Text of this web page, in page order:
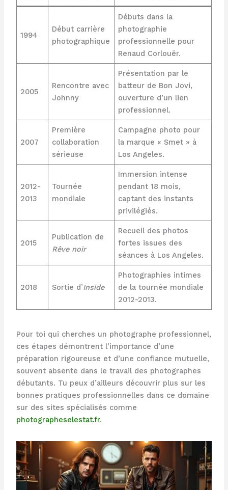
1994
Début carrière
photographique
Débuts dans la
photographie
professionnelle pour
Renaud Corlouër.
2005
Rencontre avec
Johnny
Présentation par le
batteur de Bon Jovi,
ouverture d’un lien
professionnel.
2007
Première
collaboration
sérieuse
Campagne photo pour
la marque « Smet » à
Los Angeles.
2012-
2013
Tournée
mondiale
Immersion intense
pendant 18 mois,
captant des instants
privilégiés.
2015
Publication de
Rêve noir
Recueil des photos
fortes issues des
séances à Los Angeles.
2018 Sortie d’Inside
Photographies intimes
de la tournée mondiale
2012-2013.
Pour toi qui cherches un photographe professionnel,
ces étapes démontrent l’importance d’une
préparation rigoureuse et d’une confiance mutuelle,
souvent absente dans le travail des photographes
débutants. Tu peux d’ailleurs découvrir plus sur les
bonnes pratiques professionnelles dans ce domaine
sur des sites spécialisés comme
photographeselestat.fr.